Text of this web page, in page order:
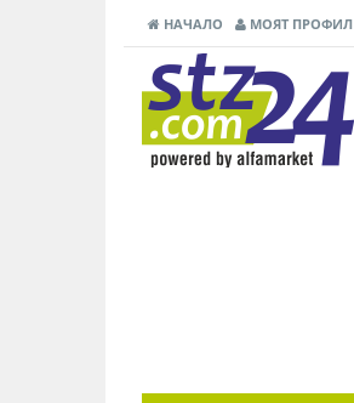
НАЧАЛО МОЯТ ПРОФИЛ